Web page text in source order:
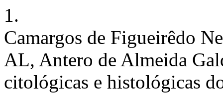
1.
Camargos de Figueirêdo
AL, Antero de Almeida
citológicas e histológicas